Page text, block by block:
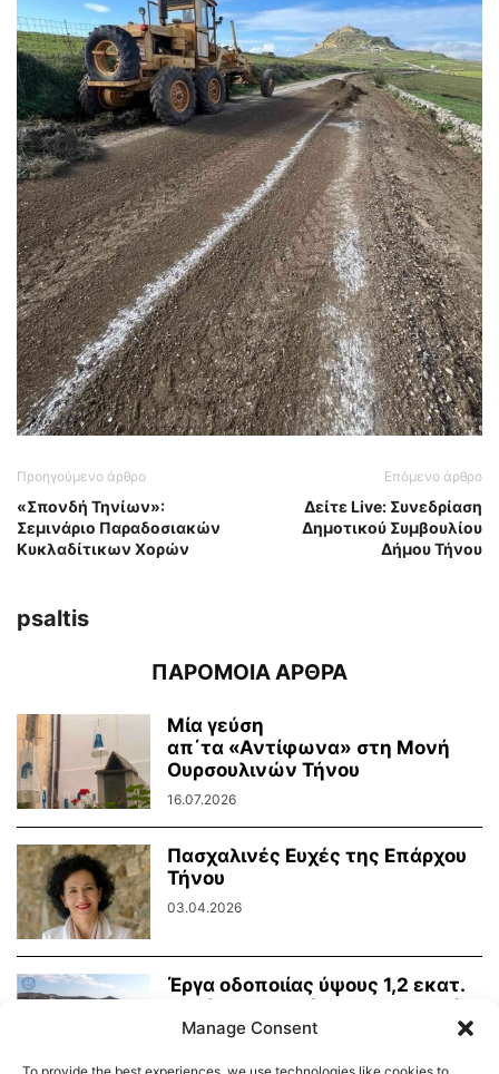
Προηγούμενο άρθρο
«Σπονδή Τηνίων»:
Σεμινάριο Παραδοσιακών
Κυκλαδίτικων Χορών
Επόμενο άρθρο
Δείτε Live: Συνεδρίαση
Δημοτικού Συμβουλίου
Δήμου Τήνου
psaltis
ΠΑΡΟΜΟΙΑ ΑΡΘΡΑ
Μία γεύση
απ΄τα «Αντίφωνα» στη Μονή
Ουρσουλινών Τήνου
16.07.2026
Πασχαλινές Ευχές της Επάρχου
Τήνου
03.04.2026
Έργα οδοποιίας ύψους 1,2 εκατ.
26.02.2026
Manage Consent